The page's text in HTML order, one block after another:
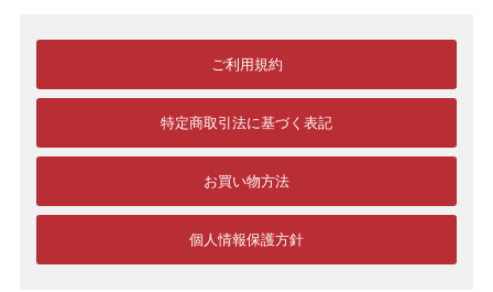
ご利用規約
特定商取引法に基づく表記
お買い物方法
個人情報保護方針